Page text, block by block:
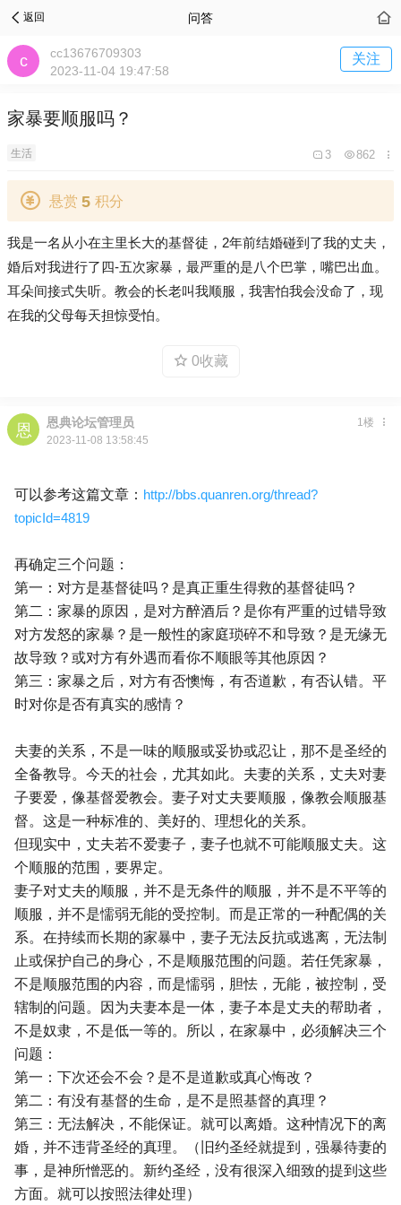
返回 问答
cc13676709303
2023-11-04 19:47:58
关注
家暴要顺服吗？
生活 3 862
悬赏 5 积分
我是一名从小在主里长大的基督徒，2年前结婚碰到了我的丈夫，
婚后对我进行了四-五次家暴，最严重的是八个巴掌，嘴巴出血。
耳朵间接式失听。教会的长老叫我顺服，我害怕我会没命了，现
在我的父母每天担惊受怕。
0收藏
恩典论坛管理员
2023-11-08 13:58:45
1楼
可以参考这篇文章： http://bbs.quanren.org/thread?
topicId=4819
再确定三个问题：
第一：对方是基督徒吗？是真正重生得救的基督徒吗？
第二：家暴的原因，是对方醉酒后？是你有严重的过错导致
对方发怒的家暴？是一般性的家庭琐碎不和导致？是无缘无
故导致？或对方有外遇而看你不顺眼等其他原因？
第三：家暴之后，对方有否懊悔，有否道歉，有否认错。平
时对你是否有真实的感情？
夫妻的关系，不是一味的顺服或妥协或忍让，那不是圣经的
全备教导。今天的社会，尤其如此。夫妻的关系，丈夫对妻
子要爱，像基督爱教会。妻子对丈夫要顺服，像教会顺服基
督。这是一种标准的、美好的、理想化的关系。
但现实中，丈夫若不爱妻子，妻子也就不可能顺服丈夫。这
个顺服的范围，要界定。
妻子对丈夫的顺服，并不是无条件的顺服，并不是不平等的
顺服，并不是懦弱无能的受控制。而是正常的一种配偶的关
系。在持续而长期的家暴中，妻子无法反抗或逃离，无法制
止或保护自己的身心，不是顺服范围的问题。若任凭家暴，
不是顺服范围的内容，而是懦弱，胆怯，无能，被控制，受
辖制的问题。因为夫妻本是一体，妻子本是丈夫的帮助者，
不是奴隶，不是低一等的。所以，在家暴中，必须解决三个
问题：
第一：下次还会不会？是不是道歉或真心悔改？
第二：有没有基督的生命，是不是照基督的真理？
第三：无法解决，不能保证。就可以离婚。这种情况下的离
婚，并不违背圣经的真理。（旧约圣经就提到，强暴待妻的
事，是神所憎恶的。新约圣经，没有很深入细致的提到这些
方面。就可以按照法律处理）